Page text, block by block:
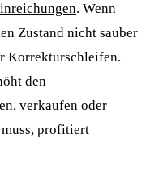
. Wenn
Zustand nicht sauber
Korrekturschleifen.
den
verkaufen oder
profitiert